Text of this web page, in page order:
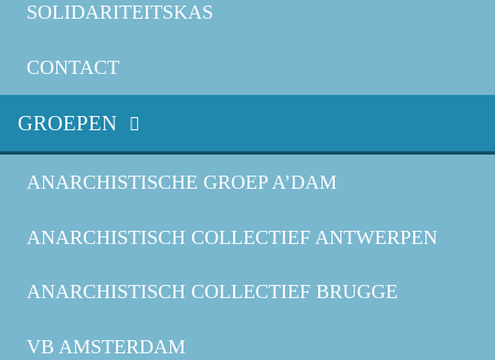
SOLIDARITEITSKAS
CONTACT
GROEPEN
ANARCHISTISCHE GROEP A’DAM
ANARCHISTISCH COLLECTIEF ANTWERPEN
ANARCHISTISCH COLLECTIEF BRUGGE
VB AMSTERDAM